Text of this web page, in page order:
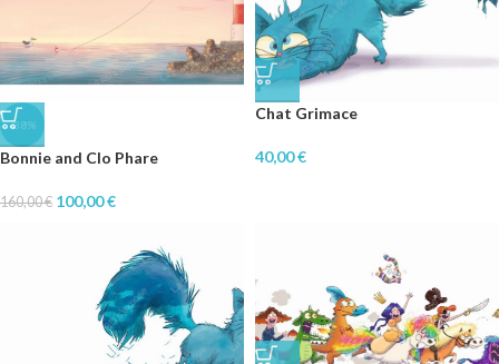
-38%
Bonnie and Clo Phare
160,00€ 100,00€
Chat Grimace
40,00€